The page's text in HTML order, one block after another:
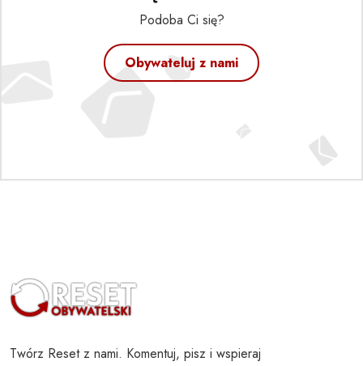
Podoba Ci się?
Obywateluj z nami
Twórz Reset z nami. Komentuj, pisz i wspieraj